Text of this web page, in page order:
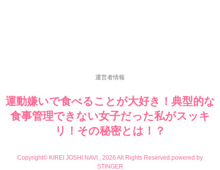
運営者情報
運動嫌いで食べることが大好き！典型的な
食事管理できない女子だった私がスッキ
リ！その秘密とは！？
Copyright© KIREI JOSHI NAVI , 2026 All Rights Reserved.powered by
STINGER